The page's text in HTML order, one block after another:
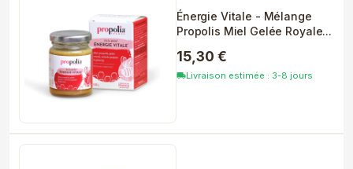
Énergie Vitale - Mélange
Propolis Miel Gelée Royale...
15,30 €
local_shippingLivraison estimée : 3-8 jours